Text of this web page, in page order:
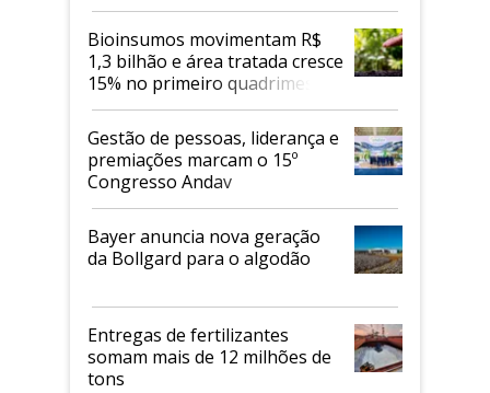
Bioinsumos movimentam R$
1,3 bilhão e área tratada cresce
15% no primeiro quadrimestre
de 2026
Gestão de pessoas, liderança e
premiações marcam o 15º
Congresso Andav
Bayer anuncia nova geração
da Bollgard para o algodão
Entregas de fertilizantes
somam mais de 12 milhões de
tons